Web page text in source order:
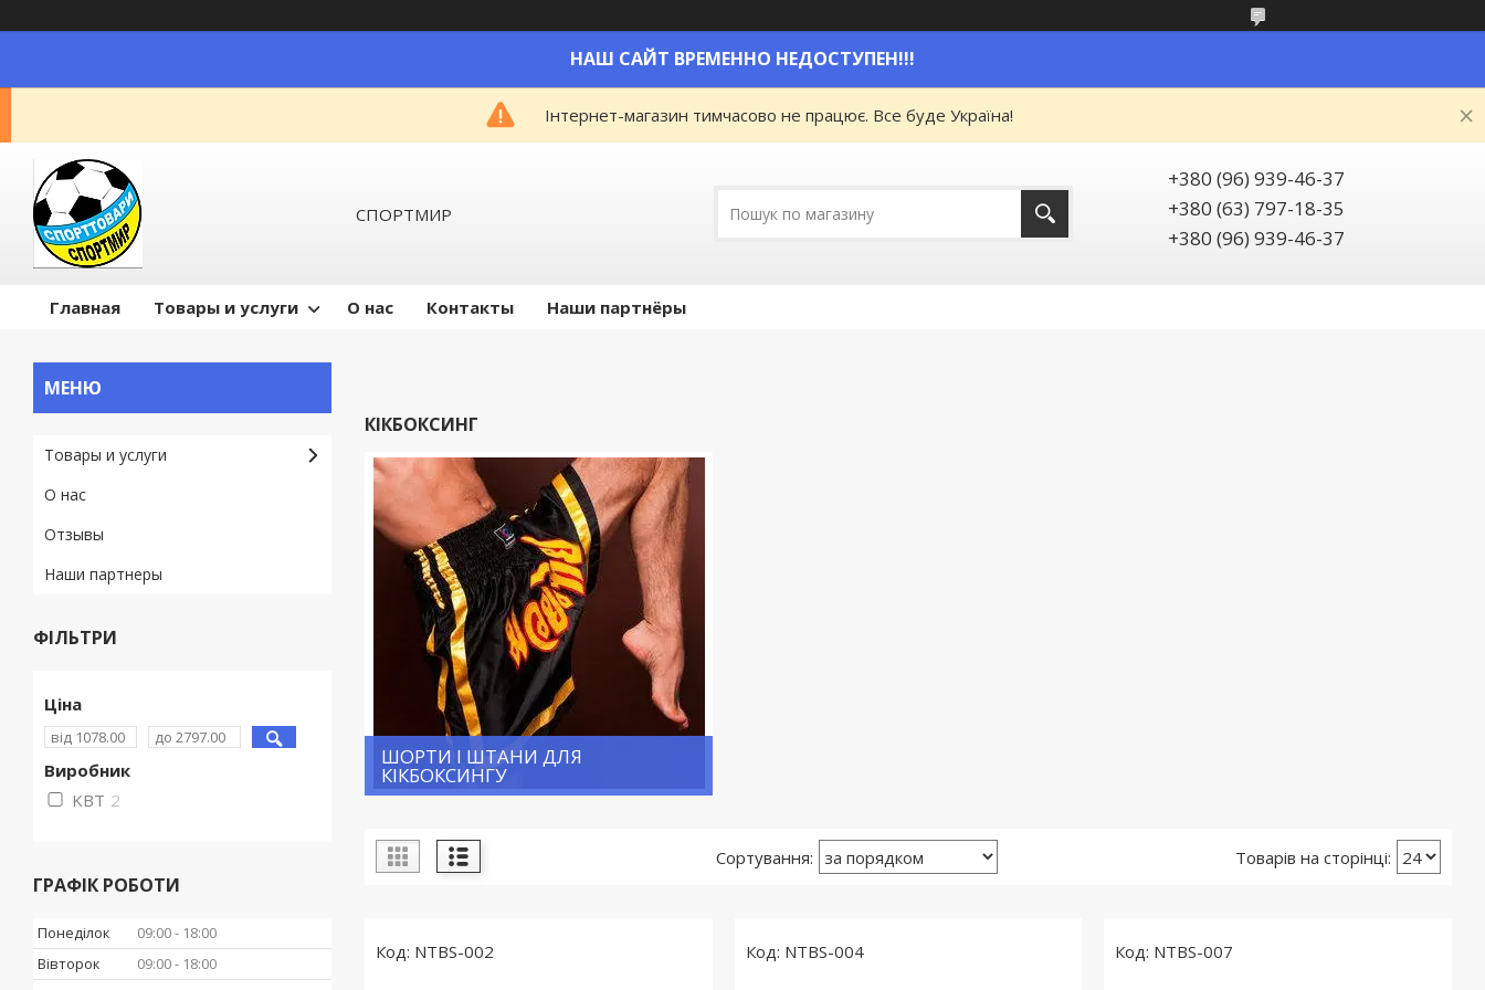
НАШ САЙТ ВРЕМЕННО НЕДОСТУПЕН!!!
Інтернет-магазин тимчасово не працює. Все буде Україна!
СПОРТМИР
+380 (96) 939-46-37
+380 (63) 797-18-35
+380 (96) 939-46-37
Главная Товары и услуги О нас Контакты Наши партнёры
КІКБОКСИНГ
ШОРТИ І ШТАНИ ДЛЯ
КІКБОКСИНГУ
NTBS-002 NTBS-004 NTBS-007
Товары и услуги
О нас
Отзывы
Наши партнеры
ФІЛЬТРИ
Ціна
Виробник
KBT 2
ГРАФІК РОБОТИ
Понеділок 09:00
18:00
Вівторок
09:00
18:00